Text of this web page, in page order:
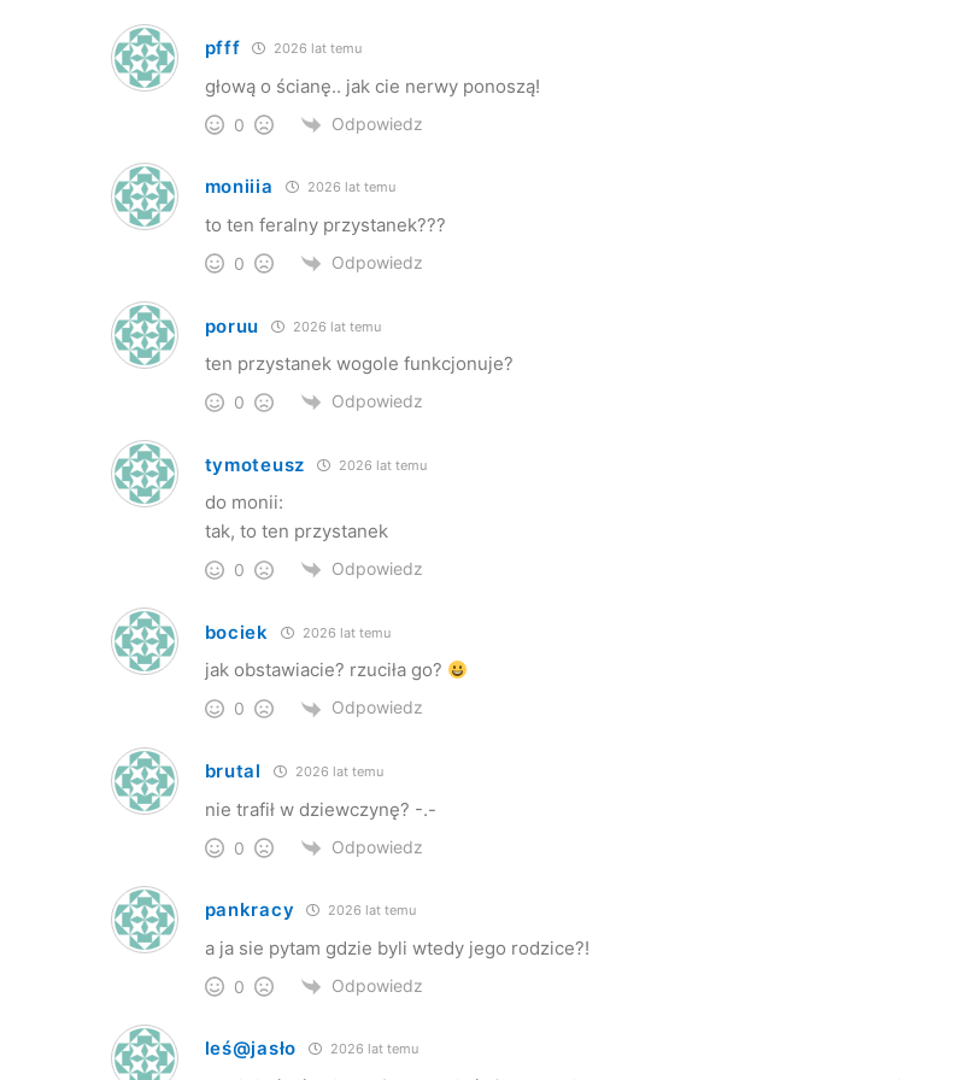
pfff 2026 lat temu
głową o ścianę.. jak cie nerwy ponoszą!
0 Odpowiedz
moniiia 2026 lat temu
to ten feralny przystanek???
0 Odpowiedz
poruu 2026 lat temu
ten przystanek wogole funkcjonuje?
0 Odpowiedz
tymoteusz 2026 lat temu
do monii:
tak, to ten przystanek
0 Odpowiedz
bociek 2026 lat temu
jak obstawiacie? rzuciła go?
0 Odpowiedz
brutal 2026 lat temu
nie trafił w dziewczynę? -.-
0 Odpowiedz
pankracy 2026 lat temu
a ja sie pytam gdzie byli wtedy jego rodzice?!
0 Odpowiedz
leś@jasło 2026 lat temu